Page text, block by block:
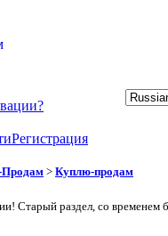
Регистрация
> Куплю-продам
Старый раздел, со временем